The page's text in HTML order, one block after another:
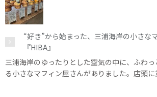
“好き”から始まった、三浦海岸の小さな
『HIBA』
三浦海岸のゆったりとした空気の中に、ふわ
る小さなマフィン屋さんがありました。店頭に